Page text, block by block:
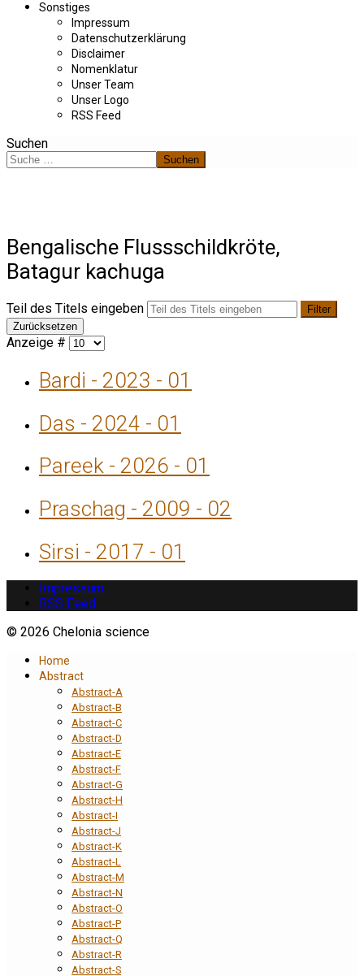
Sonstiges
Impressum
Datenschutzerklärung
Disclaimer
Nomenklatur
Unser Team
Unser Logo
RSS Feed
Suchen
Suchen
Bengalische Flussschildkröte,
Batagur kachuga
Teil des Titels eingeben
Filter
Zurücksetzen
Anzeige #
Bardi - 2023 - 01
Das - 2024 - 01
Pareek - 2026 - 01
Praschag - 2009 - 02
Sirsi - 2017 - 01
Impressum
RSS Feed
© 2026 Chelonia science
Home
Abstract
Abstract-A
Abstract-B
Abstract-C
Abstract-D
Abstract-E
Abstract-F
Abstract-G
Abstract-H
Abstract-I
Abstract-J
Abstract-K
Abstract-L
Abstract-M
Abstract-N
Abstract-O
Abstract-P
Abstract-Q
Abstract-R
Abstract-S